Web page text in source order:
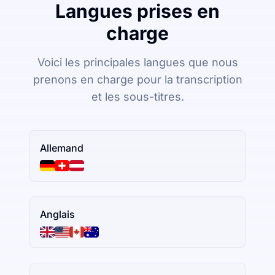
Langues prises en
charge
Voici les principales langues que nous
prenons en charge pour la transcription
et les sous-titres.
Allemand
Anglais